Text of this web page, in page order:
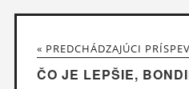
« PREDCHÁDZAJÚCI
ČO JE LEPŠIE,